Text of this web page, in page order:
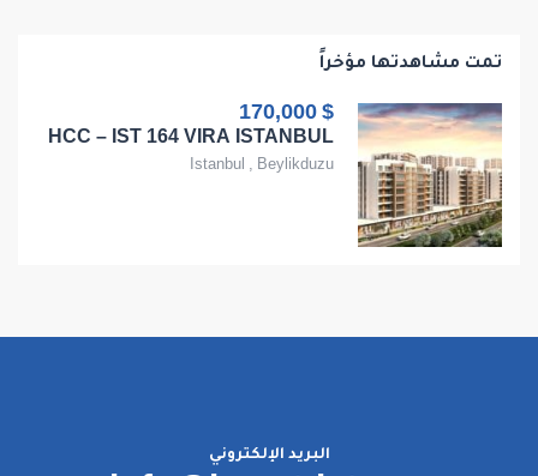
تمت مشاهدتها مؤخراً
$ 170,000
HCC – IST 164 VIRA ISTANBUL
Istanbul , Beylikduzu
البريد الإلكتروني